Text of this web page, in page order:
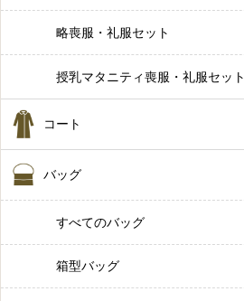
略喪服・礼服セット
授乳マタニティ喪服・礼服セット
コート
バッグ
すべてのバッグ
箱型バッグ